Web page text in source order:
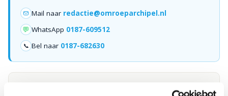
Mail naar redactie@omroeparchipel.nl
💬 WhatsApp 0187-609512
📞 Bel naar 0187-682630